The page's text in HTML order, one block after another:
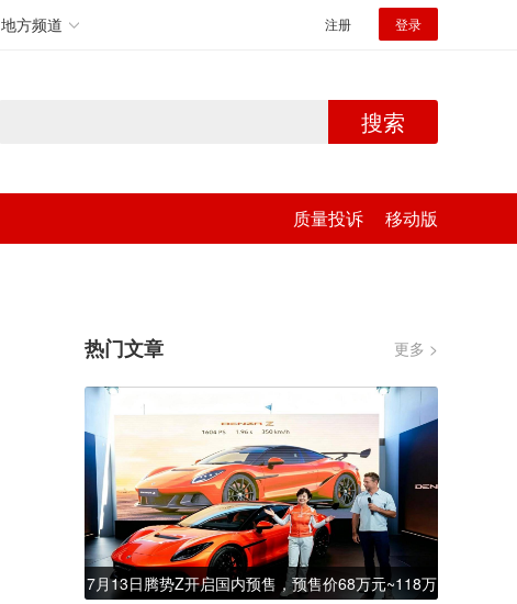
地方频道 注册 登录
搜索
质量投诉 移动版
热门文章 更多 >
7月13日腾势Z开启国内预售，预售价68万元~118万